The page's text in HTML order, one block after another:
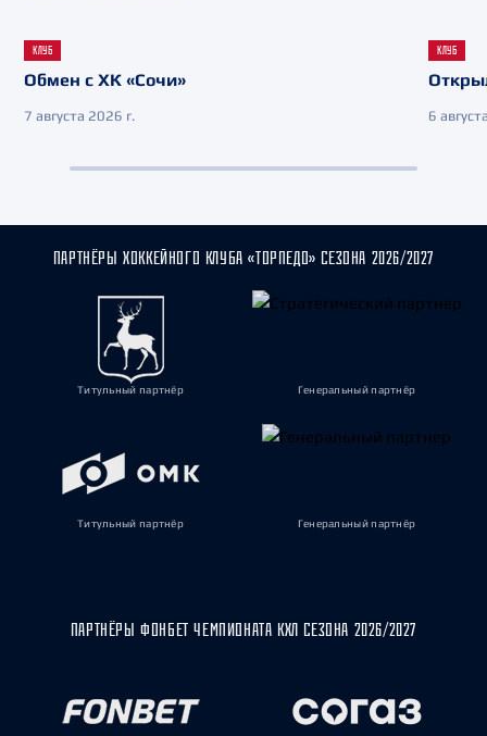
КЛУБ
Обмен с ХК «Сочи»
7 августа 2026 г.
КЛУБ
6
ПАРТНЁРЫ ХОККЕЙНОГО КЛУБА «ТОРПЕДО» СЕЗОНА 2026/2027
Титульный партнёр Генеральный партнёр
Титульный партнёр Генеральный партнёр
ПАРТНЁРЫ ФОНБЕТ ЧЕМПИОНАТА КХЛ СЕЗОНА 2026/2027